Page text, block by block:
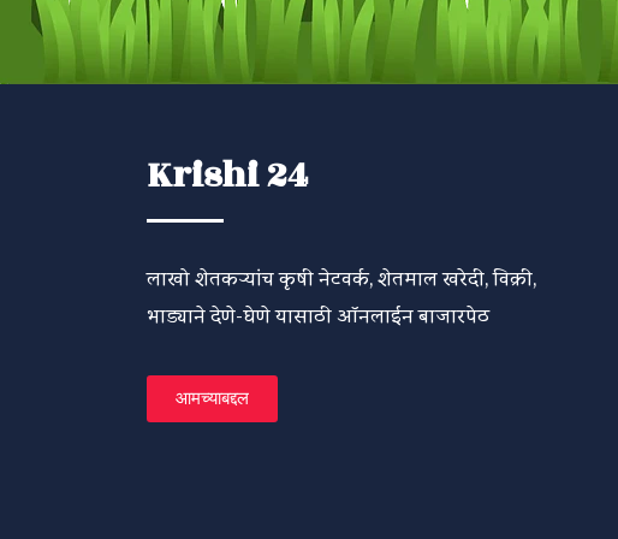
Krishi 24
लाखो शेतकऱ्यांच कृषी नेटवर्क, शेतमाल खरेदी, विक्री,
भाड्याने देणे-घेणे यासाठी ऑनलाईन बाजारपेठ
आमच्याबद्दल